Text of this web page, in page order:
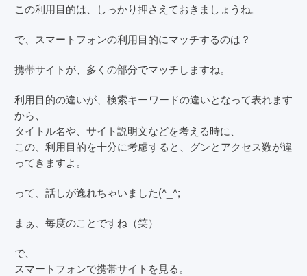
この利用目的は、しっかり押さえておきましょうね。
で、スマートフォンの利用目的にマッチするのは？
携帯サイトが、多くの部分でマッチしますね。
利用目的の違いが、検索キーワードの違いとなって表れます
から、
タイトル名や、サイト説明文などを考える時に、
この、利用目的を十分に考慮すると、グンとアクセス数が違
ってきますよ。
って、話しが逸れちゃいました(^_^;
まぁ、毎度のことですね（笑）
で、
スマートフォンで携帯サイトを見る。